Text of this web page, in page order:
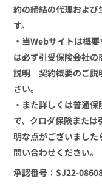
約の締結の代理および
す。
・当Webサイトは概
は必ず引受保険会社
説明 契約概要のご説
さい。
・また詳しくは普通
で、クロダ保険また
明な点がございまし
問い合わせください。
承認番号：SJ22-